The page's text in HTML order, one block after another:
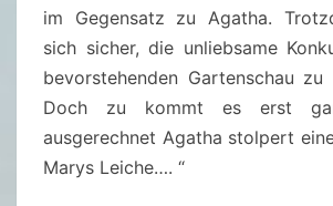
E
A
T
O
N
im Gegensatz zu Agatha.
sich sicher, die unliebsame
bevorstehenden Gartenschau zu
Doch zu kommt es erst
ausgerechnet Agatha stolpert
Marys Leiche…. “